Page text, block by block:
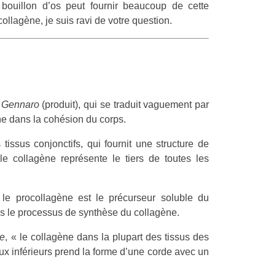
d’os peut fournir beaucoup de cette
je suis ravi de votre question.
Gennaro(produit), qui se traduit vaguement par
dans la cohésion du corps.
conjonctifs, qui fournit une structure de
collagène représente le tiers de toutes les
procollagène est le précurseur soluble du
le processus de synthèse du collagène.
, « le collagène dans la plupart des tissus des
inférieurs prend la forme d’une corde avec un